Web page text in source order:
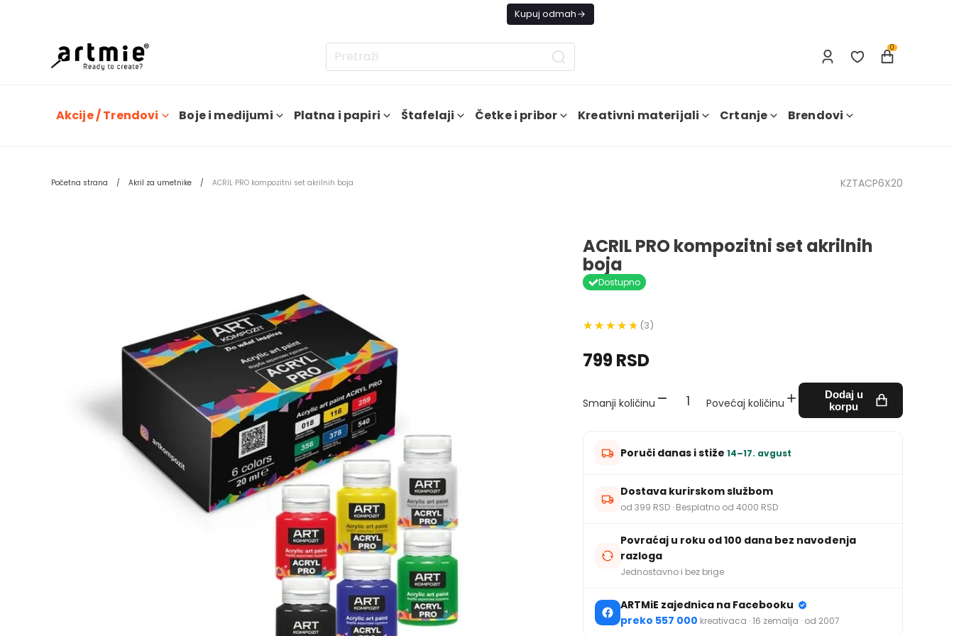
Kupuj odmah
0
Akcije / Trendovi Boje i medijumi Platna i papiri Štafelaji Četke i pribor Kreativni materijali Crtanje Brendovi
Početna strana Akril za umetnike ACRIL PRO kompozitni set akrilnih boja KZTACP6X20
ACRIL PRO kompozitni set akrilnih
boja
Dostupno
(3)
799 RSD
Smanji količinu Povećaj količinu
Dodaj u
korpu
Poruči danas i stiže 14–17. avgust
Dostava kurirskom službom
od 399 RSD · Besplatno od 4000 RSD
Povraćaj u roku od 100 dana bez navođenja
razloga
Jednostavno i bez brige
ARTMiE zajednica na Facebooku
preko 557 000 kreativaca · 16 zemalja · od 2007